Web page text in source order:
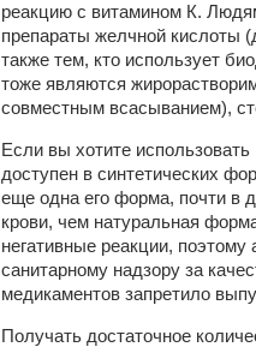
реакцию с витамином К.
препараты желчной кислоты
также тем, кто использует
тоже являются
совместным всасыванием),
Если вы хотите
доступен в синтетических
еще одна его форма, почти в
крови, чем натуральная
негативные реакции,
санитарному надзору за
медикаментов запретило
Получать достаточное